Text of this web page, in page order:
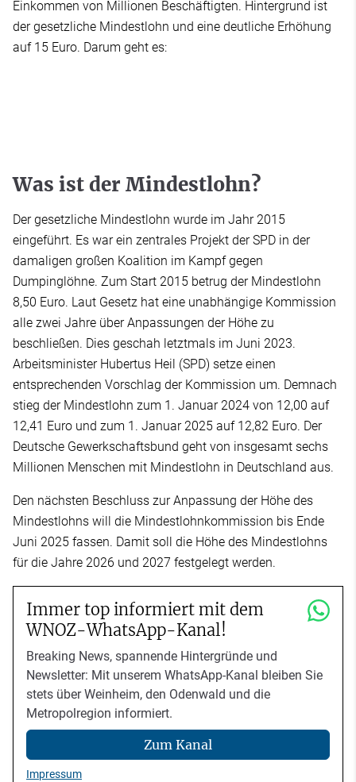
Einkommen von Millionen Beschäftigten. Hintergrund ist
der gesetzliche Mindestlohn und eine deutliche Erhöhung
auf 15 Euro. Darum geht es:
Was ist der Mindestlohn?
Der gesetzliche Mindestlohn wurde im Jahr 2015
eingeführt. Es war ein zentrales Projekt der SPD in der
damaligen großen Koalition im Kampf gegen
Dumpinglöhne. Zum Start 2015 betrug der Mindestlohn
8,50 Euro. Laut Gesetz hat eine unabhängige Kommission
alle zwei Jahre über Anpassungen der Höhe zu
beschließen. Dies geschah letztmals im Juni 2023.
Arbeitsminister Hubertus Heil (SPD) setze einen
entsprechenden Vorschlag der Kommission um. Demnach
stieg der Mindestlohn zum 1. Januar 2024 von 12,00 auf
12,41 Euro und zum 1. Januar 2025 auf 12,82 Euro. Der
Deutsche Gewerkschaftsbund geht von insgesamt sechs
Millionen Menschen mit Mindestlohn in Deutschland aus.
Den nächsten Beschluss zur Anpassung der Höhe des
Mindestlohns will die Mindestlohnkommission bis Ende
Juni 2025 fassen. Damit soll die Höhe des Mindestlohns
für die Jahre 2026 und 2027 festgelegt werden.
Immer top informiert mit dem
WNOZ-WhatsApp-Kanal!
Breaking News, spannende Hintergründe und
Newsletter: Mit unserem WhatsApp-Kanal bleiben Sie
stets über Weinheim, den Odenwald und die
Metropolregion informiert.
Zum Kanal
Impressum